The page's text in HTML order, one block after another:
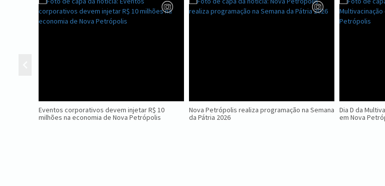
Eventos corporativos devem injetar R$ 10
milhões na economia de Nova Petrópolis
Nova Petrópolis realiza programação na Semana
da Pátria 2026
Dia D da
em Nova